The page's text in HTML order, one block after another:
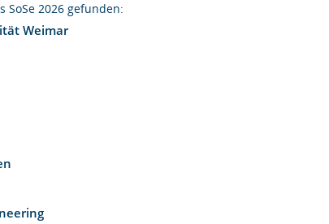
SoSe 2026 gefunden:
Weimar